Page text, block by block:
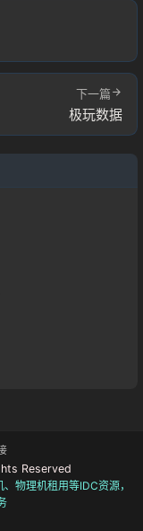
下一篇
极玩数据
Reserved
物理机租用等IDC资源，